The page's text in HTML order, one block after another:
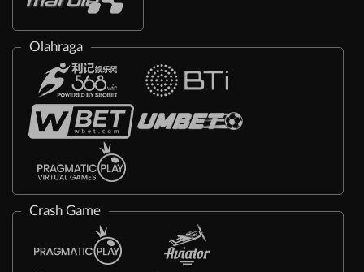
Olahraga
Crash Game